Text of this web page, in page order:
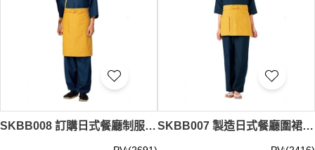
SKBB008 訂購日式餐廳制服 長款半身圍裙 日式圍裙 圍裙製造商 SKBB007 製造日式餐廳圍裙 短款半身圍裙 日式圍裙 圍裙hk中心